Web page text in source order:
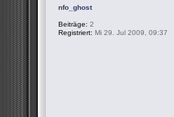
nfo_ghost
Beiträge: 2
Registriert: Mi 29. Jul 2009, 09:37